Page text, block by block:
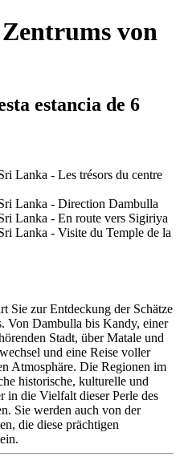
Zentrums von
estancia de 6
Sie zur Entdeckung der Schätze
Von Dambulla bis Kandy, einer
Stadt, über Matale und
und eine Reise voller
Atmosphäre. Die Regionen im
historische, kulturelle und
in die Vielfalt dieser Perle des
Sie werden auch von der
die diese prächtigen